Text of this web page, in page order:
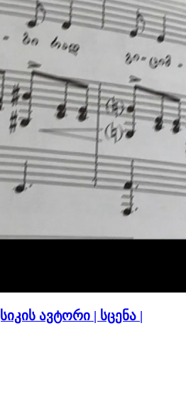
ავტორი | სცენა |